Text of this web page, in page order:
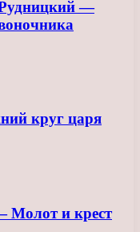
—
круг царя
Молот и крест